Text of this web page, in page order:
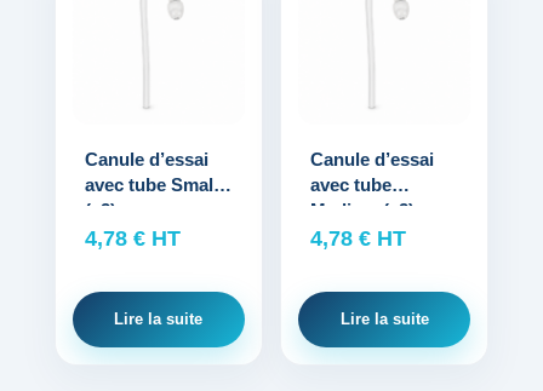
Canule d’essai
avec tube Small
(x2)
4,78 € HT
Lire la suite
Canule d’essai
avec tube
Medium (x2)
4,78€ HT
Lire la suite